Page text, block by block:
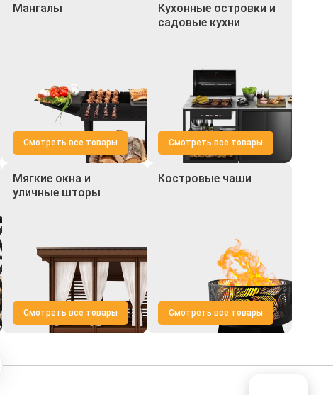
Мангалы
Смотреть все товары
Кухонные островки и
садовые кухни
Смотреть все товары
Мягкие окна и
уличные шторы
Смотреть все товары
Костровые чаши
Смотреть все товары